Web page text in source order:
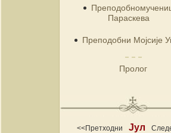
Параскева
Преподобни Мојсије
Пролог
<<Претходни Јул